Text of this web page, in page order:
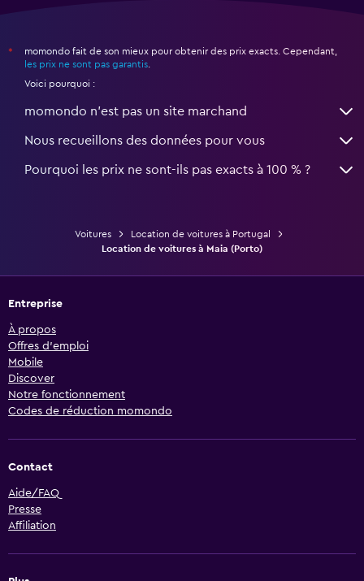
*
momondo fait de son mieux pour obtenir des prix exacts. Cependant,
les prix ne sont pas garantis.
Voici pourquoi :
momondo n'est pas un site marchand
Nous recueillons des données pour vous
Pourquoi les prix ne sont-ils pas exacts à 100 % ?
Voitures
Location de voitures à Portugal
Location de voitures à Maia (Porto)
Entreprise
À propos
Offres d’emploi
Mobile
Discover
Notre fonctionnement
Codes de réduction momondo
Contact
Aide/FAQ
Presse
Affiliation